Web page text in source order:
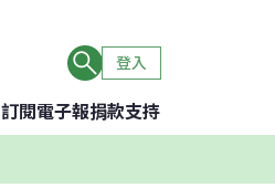
登入
訂閱電子報捐款支持